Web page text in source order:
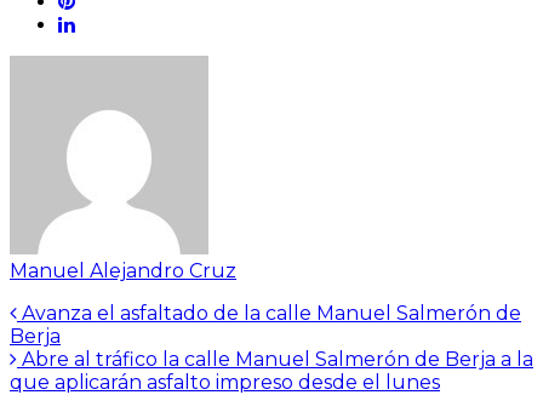
Manuel Alejandro Cruz
Avanza el asfaltado de la calle Manuel Salmerón de
Berja
Abre al tráfico la calle Manuel Salmerón de Berja a la
que aplicarán asfalto impreso desde el lunes